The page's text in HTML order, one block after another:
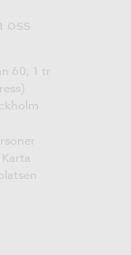
oss
60, 1 tr